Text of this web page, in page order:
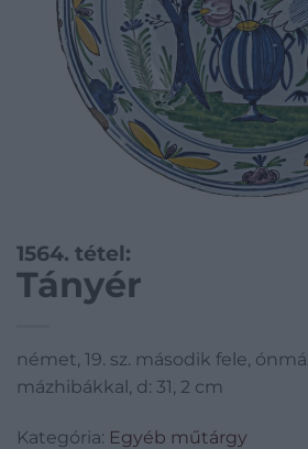
1564. tétel:
Tányér
német, 19. sz. második fele,
mázhibákkal, d: 31, 2 cm
Kategória: Egyéb műtárgy